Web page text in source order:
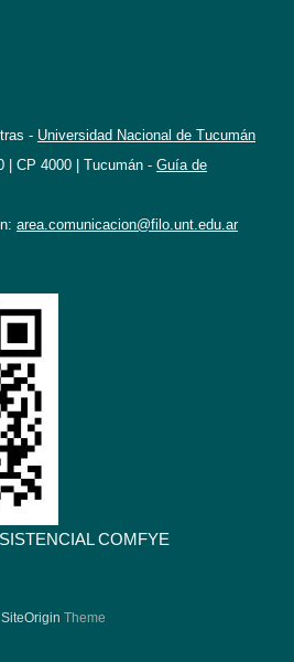
- Universidad Nacional de Tucumán
| CP 4000 | Tucumán - Guía de
area.comunicacion@filo.unt.edu.ar
COMFYE
SiteOrigin Theme